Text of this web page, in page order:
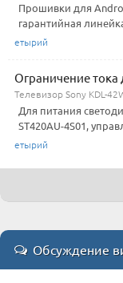
Прошивки для
гарантийная
етырий
Ограничение тока
Телевизор Sony KDL-
Для питания
ST420AU-4S01,
етырий
Обсуждение